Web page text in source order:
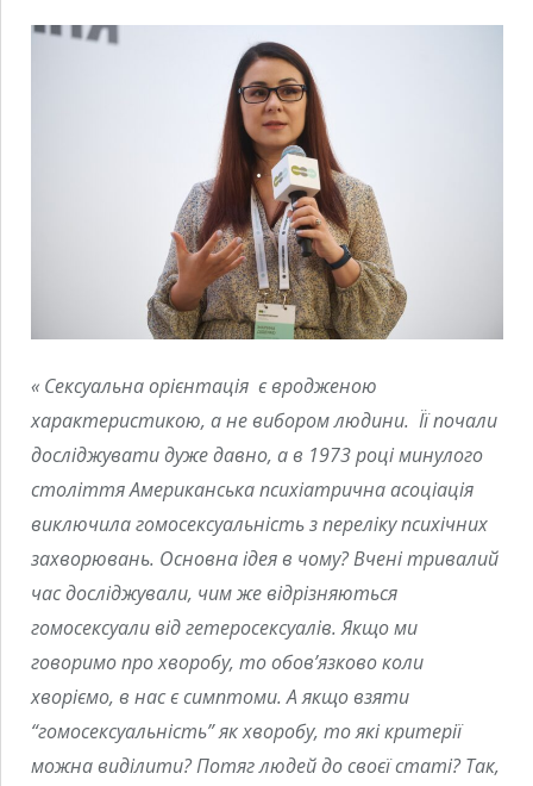
« Сексуальна орієнтація є вродженою
характеристикою, а не виборомлюдини. Її почали
досліджувати дуже давно, а в 1973 році минулого
століття Американська психіатрична асоціація
виключила гомосексуальність з переліку психічних
захворювань. Основна ідея в чому? Вчені тривалий
час досліджували, чим же відрізняються
гомосексуали від гетеросексуалів. Якщо ми
говоримо про хворобу, то обов’язково коли
хворіємо, в нас є симптоми. А якщо взяти
“гомосексуальність” як хворобу, то які критерії
можна виділити? Потяг людей до своєї статі? Так,